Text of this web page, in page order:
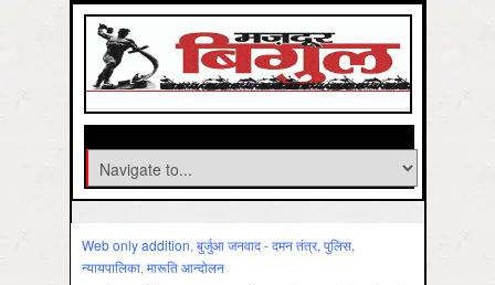
Web only addition, बुर्जुआ जनवाद - दमन तंत्र, पुलिस,
न्‍यायपालिका, मारूति आन्‍दोलन